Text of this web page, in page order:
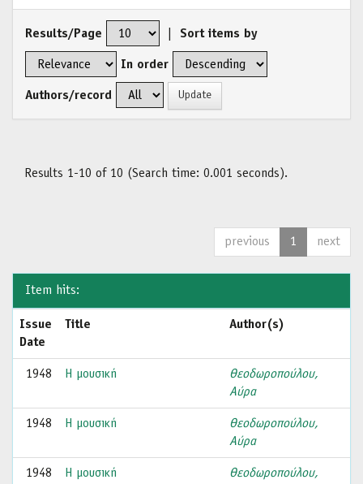
Results/Page Sort items by
In order
Authors/record
Results 1-10 of 10 (Search time: 0.001 seconds).
previous 1 next
Item hits:
Issue
Date
Title Author(s)
1948 Η μουσική
Θεοδωροπούλου,
Αύρα
1948 Η μουσική
Θεοδωροπούλου,
Αύρα
1948 Η μουσική
Θεοδωροπούλου,